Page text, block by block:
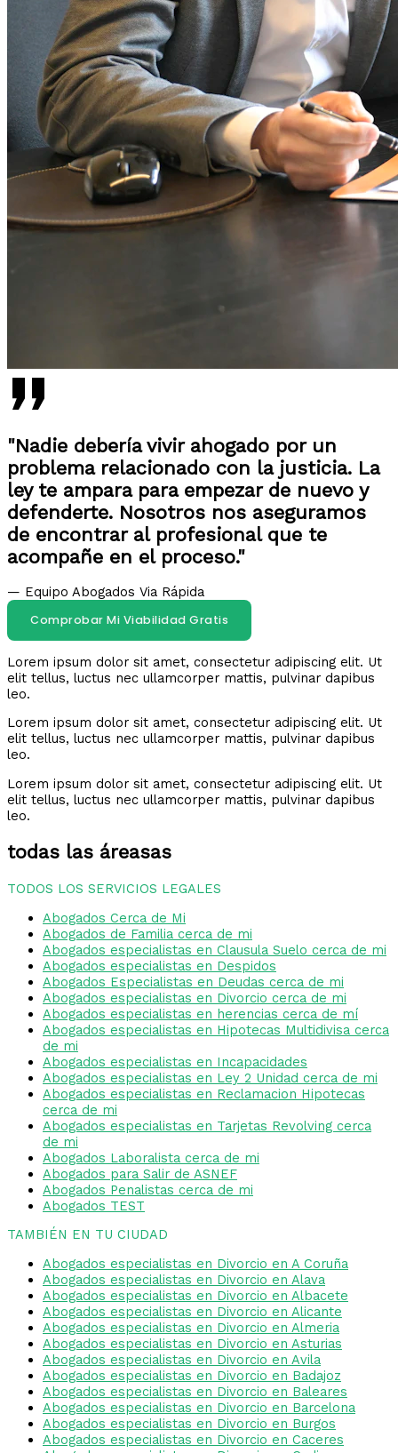
"Nadie debería vivir ahogado por un
problema relacionado con la justicia. La
ley te ampara para empezar de nuevo y
defenderte. Nosotros nos aseguramos
de encontrar al profesional que te
acompañe en el proceso."
— Equipo Abogados Via Rápida
Comprobar Mi Viabilidad Gratis
Lorem ipsum dolor sit amet, consectetur adipiscing elit. Ut
elit tellus, luctus nec ullamcorper mattis, pulvinar dapibus
leo.
Lorem ipsum dolor sit amet, consectetur adipiscing elit. Ut
elit tellus, luctus nec ullamcorper mattis, pulvinar dapibus
leo.
Lorem ipsum dolor sit amet, consectetur adipiscing elit. Ut
elit tellus, luctus nec ullamcorper mattis, pulvinar dapibus
leo.
todas las áreasas
TODOS LOS SERVICIOS LEGALES
Abogados Cerca de Mi
Abogados de Familia cerca de mi
Abogados especialistas en Clausula Suelo cerca de mi
Abogados especialistas en Despidos
Abogados Especialistas en Deudas cerca de mi
Abogados especialistas en Divorcio cerca de mi
Abogados especialistas en herencias cerca de mí
Abogados especialistas en Hipotecas Multidivisa cerca
de mi
Abogados especialistas en Incapacidades
Abogados especialistas en Ley 2 Unidad cerca de mi
Abogados especialistas en Reclamacion Hipotecas
cerca de mi
Abogados especialistas en Tarjetas Revolving cerca
de mi
Abogados Laboralista cerca de mi
Abogados para Salir de ASNEF
Abogados Penalistas cerca de mi
Abogados TEST
TAMBIÉN EN TU CIUDAD
Abogados especialistas en Divorcio en A Coruña
Abogados especialistas en Divorcio en Alava
Abogados especialistas en Divorcio en Albacete
Abogados especialistas en Divorcio en Alicante
Abogados especialistas en Divorcio en Almeria
Abogados especialistas en Divorcio en Asturias
Abogados especialistas en Divorcio en Avila
Abogados especialistas en Divorcio en Badajoz
Abogados especialistas en Divorcio en Baleares
Abogados especialistas en Divorcio en Barcelona
Abogados especialistas en Divorcio en Burgos
Abogados especialistas en Divorcio en Caceres